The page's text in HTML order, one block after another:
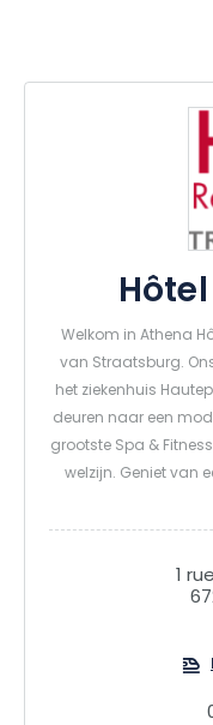
Welkom in Athena
van Straatsburg.
het ziekenhuis
deuren naar een
grootste Spa &
welzijn. Geniet van
kamers met
ontworpen
1